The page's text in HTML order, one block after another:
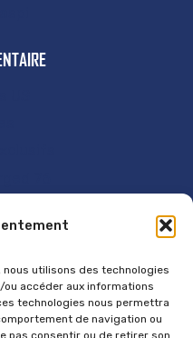
utilisons des technologies
accéder aux informations
technologies nous permettra
de navigation ou
pas consentir ou de retirer son